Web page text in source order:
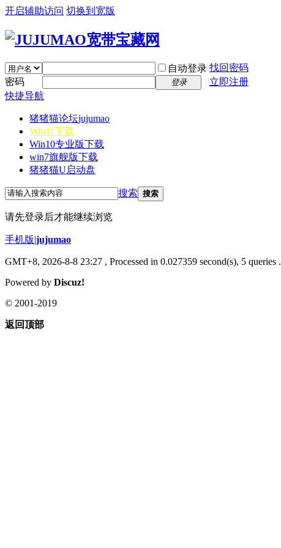
开启辅助访问 切换到宽版
自动登录 找回密码
密码
登录
立即注册
快捷导航
猪猪猫论坛jujumao
Win11下载
Win10专业版下载
win7旗舰版下载
猪猪猫U启动盘
搜索 搜索
请先登录后才能继续浏览
手机版|jujumao
GMT+8, 2026-8-8 23:27 , Processed in 0.027359 second(s), 5 queries .
Powered by Discuz!
© 2001-2019
返回顶部